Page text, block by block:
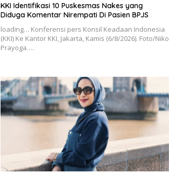
KKI Identifikasi 10 Puskesmas Nakes yang
Diduga Komentar Nirempati Di Pasien BPJS
loading… Konferensi pers Konsil Keadaan Indonesia
(KKI) Ke Kantor KKI, Jakarta, Kamis (6/8/2026). Foto/Niko
Prayoga….